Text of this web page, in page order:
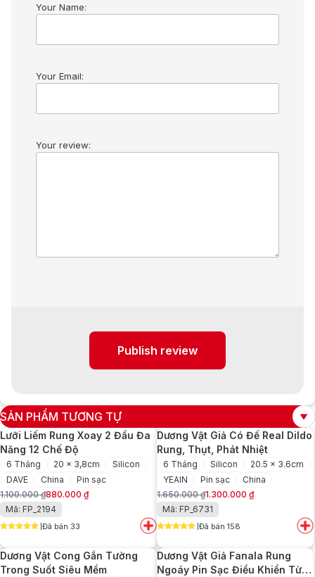
Your Name:
Your Email:
Your review:
Publish review
SẢN PHẨM TƯƠNG TỰ
Lưỡi Liếm Rung Xoay 2 Đầu Đa
Năng 12 Chế Độ
6 Tháng 20 x 3,8cm
Silicon
DAVE
China
Pin sạc
1.100.000₫
Giá
gốc
là:
1.100.000 ₫.
880.000 ₫
Giá
hiện
tại
là:
880.000 ₫.
Mã: FP_2194
Đã bán 33
Dương Vật Giả Có Đế Real Dildo
Rung, Thụt, Phát Nhiệt
6 Tháng Silicon
20.5 x 3.6cm
YEAIN
Pin sạc
China
1.650.000₫
Giá
gốc
là:
1.650.000 ₫.
1.300.000 ₫
Giá
hiện
tại
là:
1.300.000 ₫.
Mã: FP_6731
Đã bán 158
Dương Vật Cong Gắn Tường
Trong Suốt Siêu Mềm
Dương Vật Giả Fanala Rung
Ngoáy Pin Sạc Điều Khiển Từ